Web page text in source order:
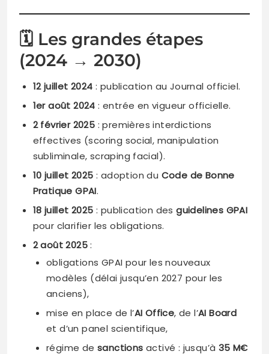
🗓️ Les grandes étapes
(2024 → 2030)
12 juillet 2024 : publication au Journal officiel.
1er août 2024 : entrée en vigueur officielle.
2 février 2025 : premières interdictions
effectives (scoring social, manipulation
subliminale, scraping facial).
10 juillet 2025 : adoption du Code de Bonne
Pratique GPAI.
18 juillet 2025 : publication desguidelines GPAI
pour clarifier les obligations.
2 août 2025:
obligations GPAI pour les nouveaux
modèles (délai jusqu’en 2027 pour les
anciens),
mise en place de l’AI Office, de l’AI Board
et d’un panel scientifique,
régime de sanctions activé : jusqu’à 35 M€